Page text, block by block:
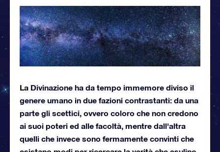
La Divinazione ha da tempo immemore diviso il
genere umano in due fazioni contrastanti: da una
parte gli scettici, ovvero coloro che non credono
ai suoi poteri ed alle facoltà, mentre dall'altra
quelli che invece sono fermamente convinti che